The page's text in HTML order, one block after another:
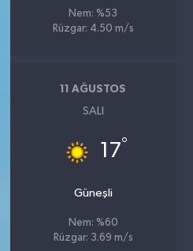
Nem: %53
Rüzgar: 4.50 m/s
11 AĞUSTOS
SALI
17°
Güneşli
Nem: %60
Rüzgar: 3.69 m/s